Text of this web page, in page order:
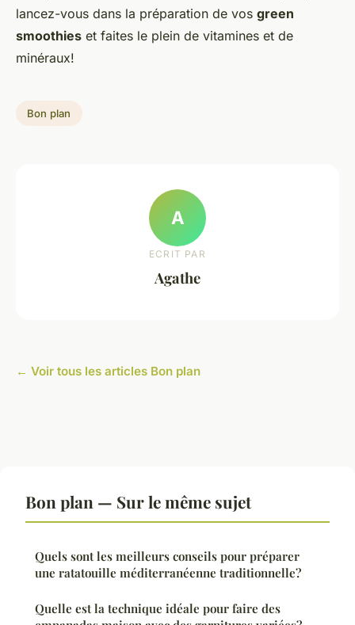
lancez-vous dans la préparation de vos green
smoothies et faites le plein de vitamines et de
minéraux!
Bon plan
A
ECRIT PAR
Agathe
← Voir tous les articles Bon plan
Bon plan — Sur le même sujet
Quels sont les meilleurs conseils pour préparer
une ratatouille méditerranéenne traditionnelle?
Quelle est la technique idéale pour faire des